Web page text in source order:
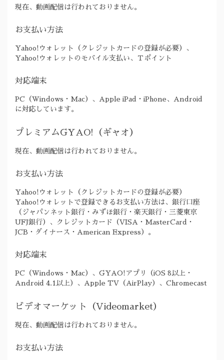
現在、動画配信は行われておりません。
お支払い方法
Yahoo!ウォレット（クレジットカードの登録が必要）、
Yahoo!ウォレットのモバイル支払い、Ｔポイント
対応端末
PC（Windows・Mac）、Apple iPad・iPhone、Android
に対応しています。
プレミアムGYAO!（ギャオ）
現在、動画配信は行われておりません。
お支払い方法
Yahoo!ウォレット（クレジットカードの登録が必要）
Yahoo!ウォレットで登録できるお支払い方法は、銀行口座
（ジャパンネット銀行・みずほ銀行・楽天銀行・三菱東京
UFJ銀行）、クレジットカード（VISA・MasterCard・
JCB・ダイナース・American Express）。
対応端末
PC（Windows・Mac）、GYAO!アプリ（iOS 8以上・
Android 4.1以上）、Apple TV（AirPlay）、Chromecast
ビデオマーケット（Videomarket）
現在、動画配信は行われておりません。
お支払い方法